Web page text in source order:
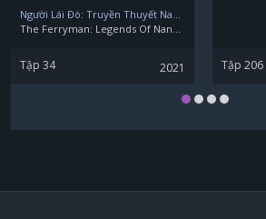
Người Lái Đò: Truyền Thuyết Nam Dương
The Ferryman: Legends Of Nanyang
Tập 34 2021 Tập 206